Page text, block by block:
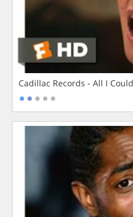
Cadillac Records - All I